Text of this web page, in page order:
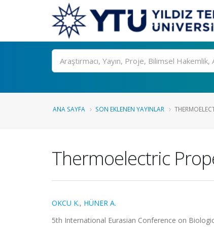
Ara
ANA SAYFA SON EKLENEN YAYINLAR
Thermoelectric
OKCU K., HÜNER A.
5th International Eurasian Conference on